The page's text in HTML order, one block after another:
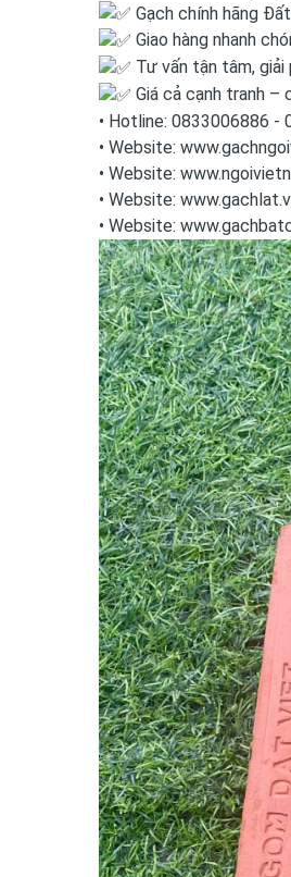
Gạch chính hãng
Giao hàng nhanh
Tư vấn tận tâm,
Giá cả cạnh tranh
• Hotline: 0833006886
• Website:
• Website:
• Website:
• Website: